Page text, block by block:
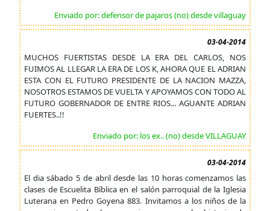
Enviado por: defensor de pajaros (no) desde villaguay
03-04-2014
MUCHOS FUERTISTAS DESDE LA ERA DEL CARLOS, NOS
FUIMOS AL LLEGAR LA ERA DE LOS K, AHORA QUE EL ADRIAN
ESTA CON EL FUTURO PRESIDENTE DE LA NACION MAZZA,
NOSOTROS ESTAMOS DE VUELTA Y APOYAMOS CON TODO AL
FUTURO GOBERNADOR DE ENTRE RIOS... AGUANTE ADRIAN
FUERTES..!!
Enviado por: los ex.. (no) desde VILLAGUAY
03-04-2014
El dia sábado 5 de abril desde las 10 horas comenzamos las
clases de Escuelita Bíblica en el salón parroquial de la Iglesia
Luterana en Pedro Goyena 883. Invitamos a los niños de la